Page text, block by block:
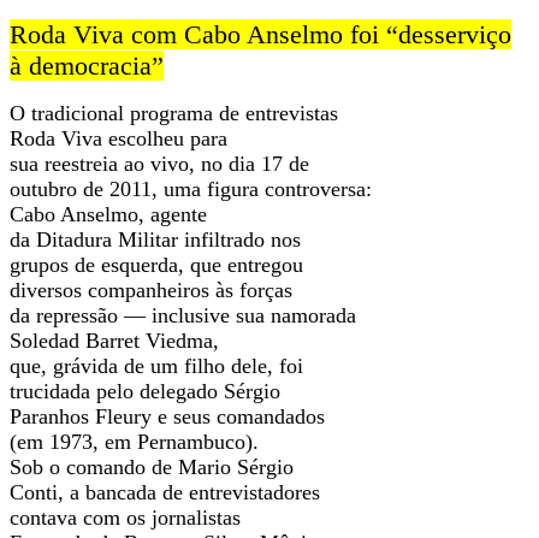
Roda Viva com Cabo Anselmo foi “desserviço
à democracia”
O tradicional programa de entrevistas
Roda Viva escolheu para
sua reestreia ao vivo, no dia 17 de
outubro de 2011, uma figura controversa:
Cabo Anselmo, agente
da Ditadura Militar infiltrado nos
grupos de esquerda, que entregou
diversos companheiros às forças
da repressão — inclusive sua namorada
Soledad Barret Viedma,
que, grávida de um filho dele, foi
trucidada pelo delegado Sérgio
Paranhos Fleury e seus comandados
(em 1973, em Pernambuco).
Sob o comando de Mario Sérgio
Conti, a bancada de entrevistadores
contava com os jornalistas